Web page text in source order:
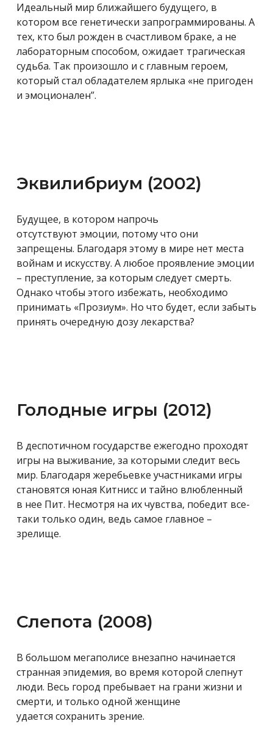
Идеальный мир ближайшего будущего, в
котором все генетически запрограммированы. А
тех, кто был рожден в счастливом браке, а не
лабораторным способом, ожидает трагическая
судьба. Так произошло и с главным героем,
который стал обладателем ярлыка «не пригоден
и эмоционален”.
Эквилибриум (2002)
Будущее, в котором напрочь
отсутствуют эмоции, потому что они
запрещены. Благодаря этому в мире нет места
войнам и искусству. А любое проявление эмоции
– преступление, за которым следует смерть.
Однако чтобы этого избежать, необходимо
принимать «Прозиум». Но что будет, если забыть
принять очередную дозу лекарства?
Голодные игры (2012)
В деспотичном государстве ежегодно проходят
игры на выживание, за которыми следит весь
мир. Благодаря жеребьевке участниками игры
становятся юная Китнисс и тайно влюбленный
в нее Пит. Несмотря на их чувства, победит все-
таки только один, ведь самое главное –
зрелище.
Слепота (2008)
В большом мегаполисе внезапно начинается
странная эпидемия, во время которой слепнут
люди. Весь город пребывает на грани жизни и
смерти, и только одной женщине
удается сохранить зрение.